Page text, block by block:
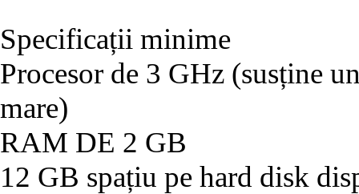
Specificații minime
Procesor de 3 GHz (susține
mare)
RAM DE 2 GB
12 GB spațiu pe hard disk